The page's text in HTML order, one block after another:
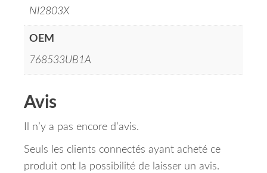
NI2803X
OEM
768533UB1A
Avis
Il n’y a pas encore d’avis.
Seuls les clients connectés ayant acheté ce
produit ont la possibilité de laisser un avis.